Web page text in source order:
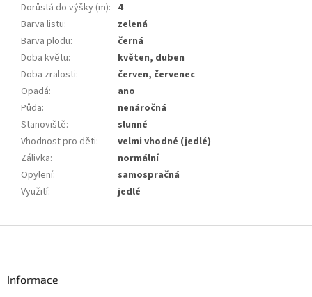
Dorůstá do výšky (m): 4
Barva listu:
zelená
Barva plodu:
černá
Doba květu:
květen, duben
Doba zralosti:
červen, červenec
Opadá:
ano
Půda:
nenáročná
Stanoviště:
slunné
Vhodnost pro děti:
velmi vhodné (jedlé)
Zálivka:
normální
Opylení:
samospračná
Využití: jedlé
Informace